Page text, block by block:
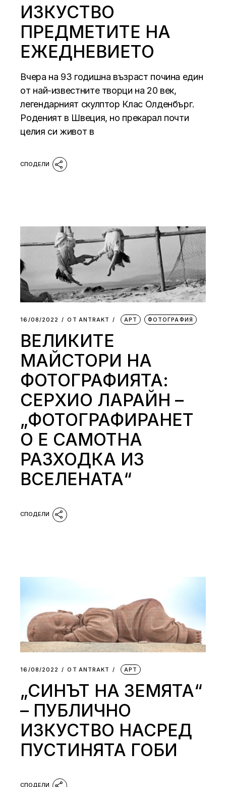
ИЗКУСТВО
ПРЕДМЕТИТЕ НА
ЕЖЕДНЕВИЕТО
Вчера на 93 годишна възраст почина един
от най-известните творци на 20 век,
легендарният скулптор Клас Олденбърг.
Роденият в Швеция, но прекарал почти
целия си живот в
16/08/2022 ОТ АNTRAKT АРТ ФОТОГРАФИЯ
ВЕЛИКИТЕ
МАЙСТОРИ НА
ФОТОГРАФИЯТА:
СЕРХИО ЛАРАЙН –
„ФОТОГРАФИРАНЕТ
О Е САМОТНА
РАЗХОДКА ИЗ
ВСЕЛЕНАТА“
16/08/2022 ОТ АNTRAKT АРТ
„СИНЪТ НА ЗЕМЯТА“
– ПУБЛИЧНО
ИЗКУСТВО НАСРЕД
ПУСТИНЯТА ГОБИ